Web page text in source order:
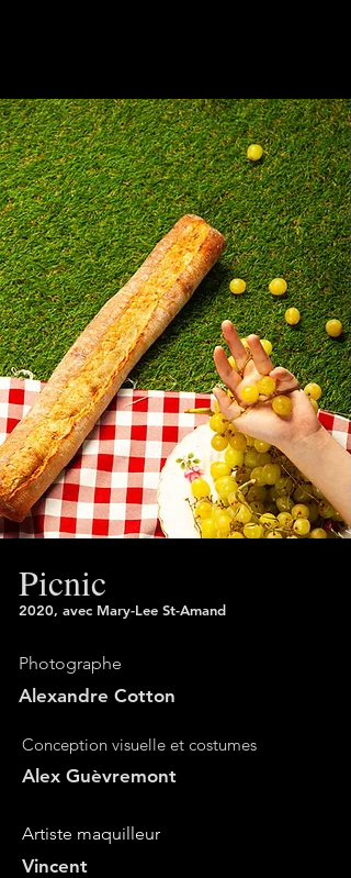
Picnic
2020, avec Mary-Lee St-Amand
Photographe
Alexandre Cotton
Conception visuelle et costumes
Alex Guèvremont
Artiste maquilleur
Vincent